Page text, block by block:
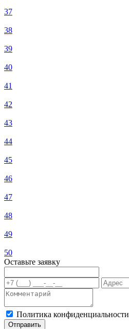
37
38
39
40
41
42
43
44
45
46
47
48
49
50
Оставьте заявку
Политика конфиденциальности
Отправить